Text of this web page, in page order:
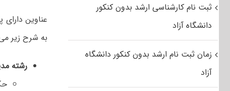
عناوین
به شرح زیر
رشته
ثبت نام کارشناسی ارشد بدون کنکور
دانشگاه آزاد
زمان ثبت نام ارشد بدون کنکور دانشگاه
آزاد